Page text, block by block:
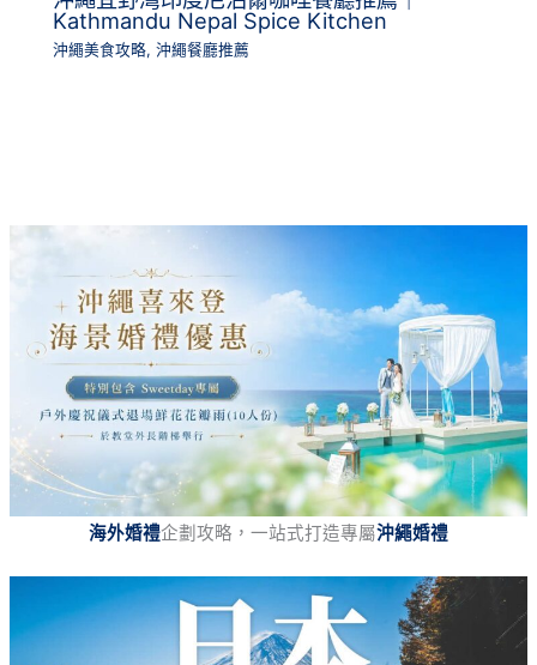
Kathmandu Nepal Spice Kitchen
沖繩美食攻略,沖繩餐廳推薦
海外婚禮企劃攻略，一站式打造專屬沖繩婚禮